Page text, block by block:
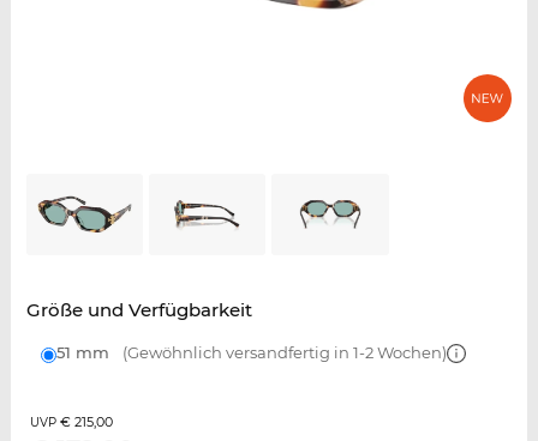
Größe und Verfügbarkeit
51 mm (Gewöhnlich versandfertig in 1-2 Wochen)
UVP € 215,00